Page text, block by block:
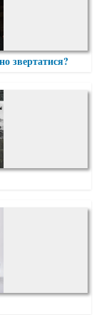
звертатися?